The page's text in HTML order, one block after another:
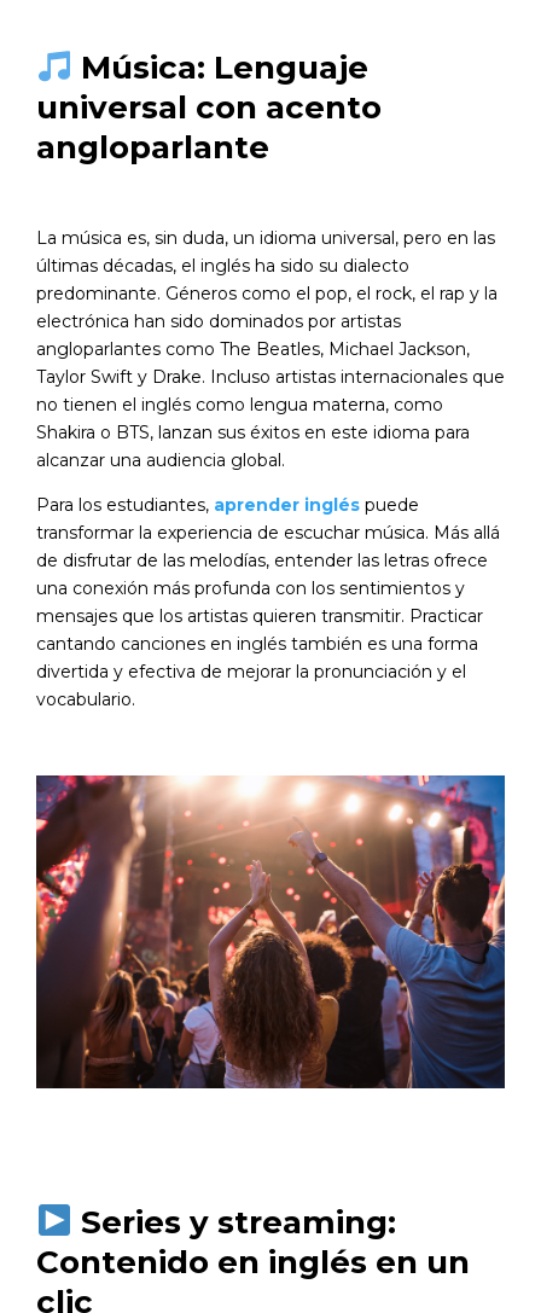
Música: Lenguaje
universal con acento
angloparlante
La música es, sin duda, un idioma universal, pero en las
últimas décadas, el inglés ha sido su dialecto
predominante. Géneros como el pop, el rock, el rap y la
electrónica han sido dominados por artistas
angloparlantes como The Beatles, Michael Jackson,
Taylor Swift y Drake. Incluso artistas internacionales que
no tienen el inglés como lengua materna, como
Shakira o BTS, lanzan sus éxitos en este idioma para
alcanzar una audiencia global.
Para los estudiantes, aprender inglés puede
transformar la experiencia de escuchar música. Más allá
de disfrutar de las melodías, entender las letras ofrece
una conexión más profunda con los sentimientos y
mensajes que los artistas quieren transmitir. Practicar
cantando canciones en inglés también es una forma
divertida y efectiva de mejorar la pronunciación y el
vocabulario.
Series y streaming:
Contenido en inglés en un
clic